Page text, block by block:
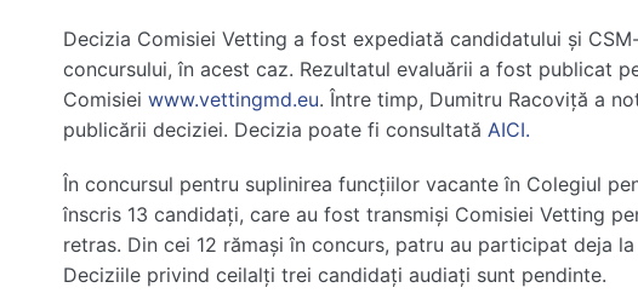
Decizia Comisiei Vetting a fost expediată candidatului și
concursului, în acest caz. Rezultatul evaluării a fost publicat
Comisiei www.vettingmd.eu. Între timp, Dumitru Racoviță a
publicării deciziei. Decizia poate fi consultată AICI.
În concursul pentru suplinirea funcțiilor vacante în Colegiul
înscris 13 candidați, care au fost transmiși Comisiei Vetting
retras. Din cei 12 rămași în concurs, patru au participat deja
Deciziile privind ceilalți trei candidați audiați sunt pendinte.